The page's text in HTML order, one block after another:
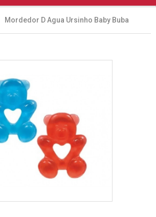
Mordedor D Agua Ursinho Baby Buba